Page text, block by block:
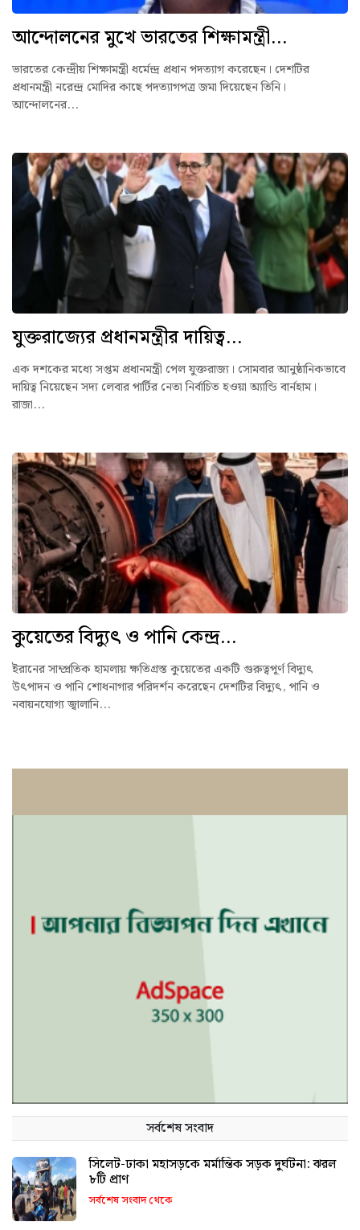
আন্দোলনের মুখে ভারতের শিক্ষামন্ত্রী...
ভারতের কেন্দ্রীয় শিক্ষামন্ত্রী ধর্মেন্দ্র প্রধান পদত্যাগ করেছেন। দেশটির
প্রধানমন্ত্রী নরেন্দ্র মোদির কাছে পদত্যাগপত্র জমা দিয়েছেন তিনি।
আন্দোলনের...
যুক্তরাজ্যের প্রধানমন্ত্রীর দায়িত্ব...
এক দশকের মধ্যে সপ্তম প্রধানমন্ত্রী পেল যুক্তরাজ্য। সোমবার আনুষ্ঠানিকভাবে
দায়িত্ব নিয়েছেন সদ্য লেবার পার্টির নেতা নির্বাচিত হওয়া অ্যান্ডি বার্নহাম।
রাজা...
কুয়েতের বিদ্যুৎ ও পানি কেন্দ্র...
ইরানের সাম্প্রতিক হামলায় ক্ষতিগ্রস্ত কুয়েতের একটি গুরুত্বপূর্ণ বিদ্যুৎ
উৎপাদন ও পানি শোধনাগার পরিদর্শন করেছেন দেশটির বিদ্যুৎ, পানি ও
নবায়নযোগ্য জ্বালানি...
সর্বশেষ সংবাদ
সিলেট-ঢাকা মহাসড়কে মর্মান্তিক সড়ক দুর্ঘটনা: ঝরল
৮টি প্রাণ
সর্বশেষ সংবাদ থেকে